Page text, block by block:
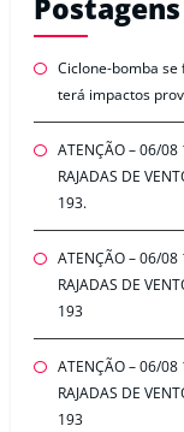
Ciclone-bomba se
terá impactos
ATENÇÃO – 06/08
RAJADAS DE
193.
ATENÇÃO – 06/08
RAJADAS DE
193
ATENÇÃO – 06/08
RAJADAS DE
193